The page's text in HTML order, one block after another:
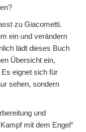
zu Giacometti.
ein und verändern
lädt dieses Buch
Übersicht ein,
eignet sich für
sehen, sondern
und
mit dem Engel“